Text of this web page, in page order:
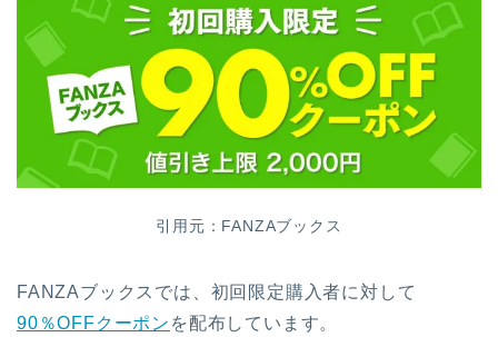
引用元：FANZAブックス
FANZAブックスでは、初回限定購入者に対して
90％OFFクーポン を配布しています。